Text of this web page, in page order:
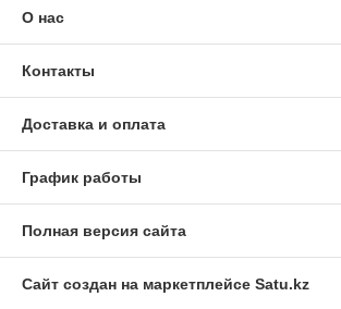
О нас
Контакты
Доставка и оплата
График работы
Полная версия сайта
Сайт создан на маркетплейсе Satu.kz